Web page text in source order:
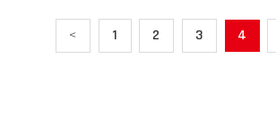
< 1 2 3 4